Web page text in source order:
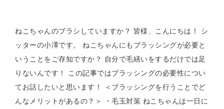
ねこちゃんのブラシしていますか？ 皆様、こんにちは！ シ
ッターの小澤です。 ねこちゃんにもブラッシングが必要と
いうことをご存知ですか？ 自分で毛繕いをするだけでは足
りないんです！ この記事ではブラッシングの必要性につい
てお話したいと思います！ ＜ブラッシングを行うことでど
んなメリットがあるの？＞ ・毛玉対策 ねこちゃんは一日に